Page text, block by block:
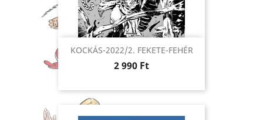
KOCKÁS-2022/2. FEKETE-FEHÉR
Ár
2 990 Ft